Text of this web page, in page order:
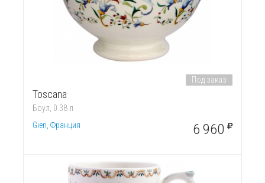
Toscana
Боул, 0.38 л
Gien, Франция
Под заказ
6 960